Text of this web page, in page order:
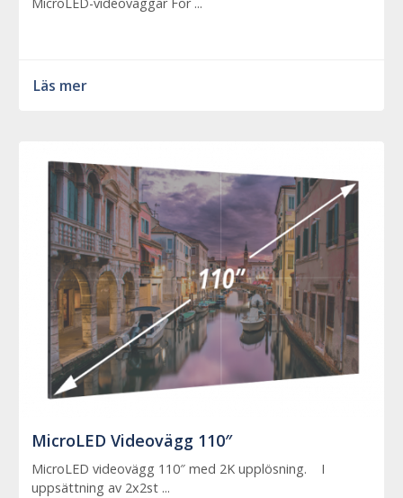
Läs mer
MicroLED Videovägg 110″
MicroLED videovägg 110″ med 2K upplösning. I
uppsättning av 2x2st ...